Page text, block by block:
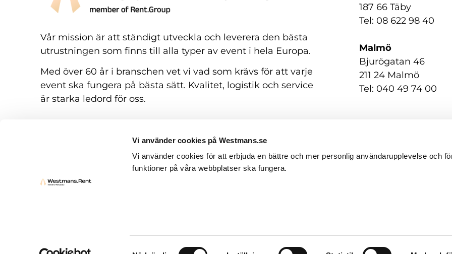
Vi använder cookies på Westmans.se
Vi använder cookies för att erbjuda en bättre och mer personlig användarupplevelse och
funktioner på våra webbplatser ska fungera.
Samtyckesval
Vår mission är att ständigt utveckla och leverera den bästa
utrustningen som finns till alla typer av event i hela Europa.
Med över 60 år i branschen vet vi vad som krävs för att varje
event ska fungera på bästa sätt. Kvalitet, logistik och service
är starka ledord för oss.
187 66 Täby
Tel: 08 622 98 40
Malmö
Bjurögatan 46
211 24 Malmö
Tel: 040 49 74 00
English Svenska